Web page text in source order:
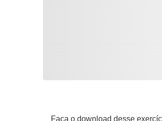
Faça o download desse